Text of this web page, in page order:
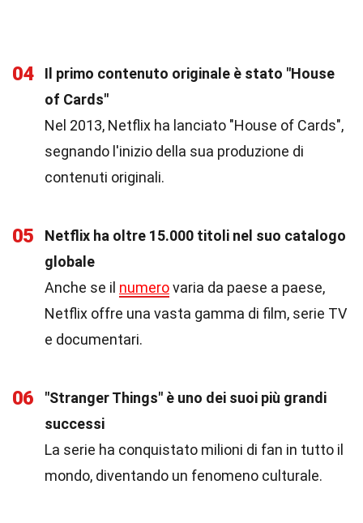
04
Il primo contenuto originale è stato "House
of Cards"
Nel 2013, Netflix ha lanciato "House of Cards",
segnando l'inizio della sua produzione di
contenuti originali.
05
Netflix ha oltre 15.000 titoli nel suo catalogo
globale
Anche se il numerovaria da paese a paese,
Netflix offre una vasta gamma di film, serie TV
e documentari.
06
"Stranger Things" è uno dei suoi più grandi
successi
La serie ha conquistato milioni di fan in tutto il
mondo, diventando un fenomeno culturale.